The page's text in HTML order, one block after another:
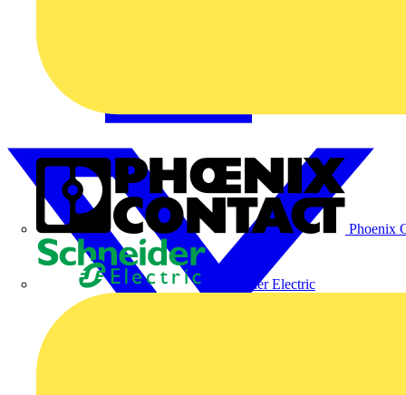
Phoenix
Schneider Electric